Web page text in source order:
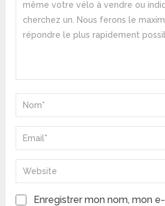
Enregistrer mon nom, mon